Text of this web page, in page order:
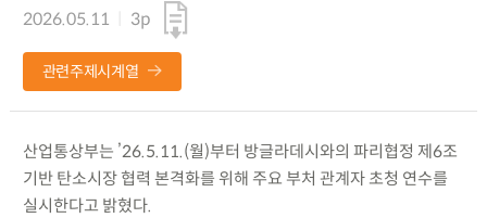
2026.05.11
3p
관련주제시계열
산업통상부는 ’26.5.11.(월)부터 방글라데시와의 파리협정 제6조
기반 탄소시장 협력 본격화를 위해 주요 부처 관계자 초청 연수를
실시한다고 밝혔다.